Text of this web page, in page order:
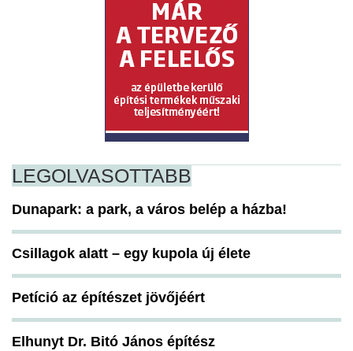
LEGOLVASOTTABB
Dunapark: a park, a város belép a házba!
Csillagok alatt – egy kupola új élete
Petíció az építészet jövőjéért
Elhunyt Dr. Bitó János építész